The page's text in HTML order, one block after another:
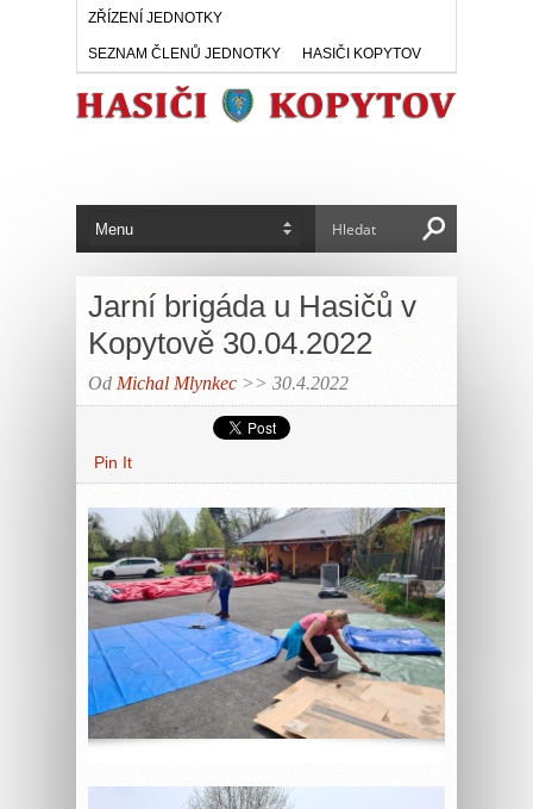
ZŘÍZENÍ JEDNOTKY
SEZNAM ČLENŮ JEDNOTKY HASIČI KOPYTOV
Jarní brigáda u Hasičů v
Kopytově 30.04.2022
Od Michal Mlynkec >> 30.4.2022
Pin It